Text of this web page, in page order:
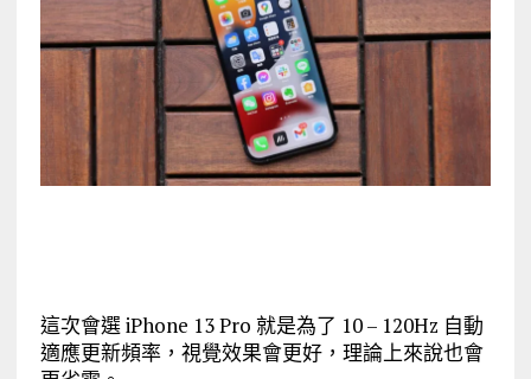
這次會選 iPhone 13 Pro 就是為了 10 – 120Hz 自動
適應更新頻率，視覺效果會更好，理論上來說也會